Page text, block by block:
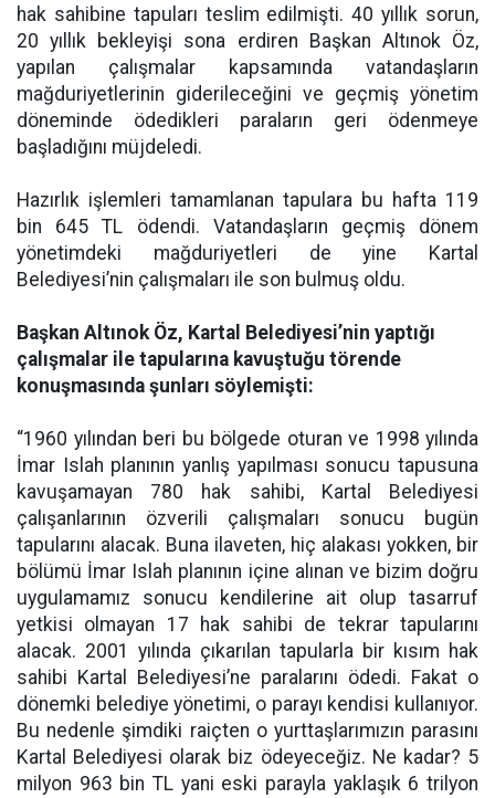
hak sahibine tapuları teslim edilmişti. 40 yıllık sorun,
20 yıllık bekleyişi sona erdiren Başkan Altınok Öz,
yapılan çalışmalar kapsamında vatandaşların
mağduriyetlerinin giderileceğini ve geçmiş yönetim
döneminde ödedikleri paraların geri ödenmeye
başladığını müjdeledi.
Hazırlık işlemleri tamamlanan tapulara bu hafta 119
bin 645 TL ödendi. Vatandaşların geçmiş dönem
yönetimdeki mağduriyetleri de yine Kartal
Belediyesi’nin çalışmaları ile son bulmuş oldu.
Başkan Altınok Öz, Kartal Belediyesi’nin yaptığı
çalışmalar ile tapularına kavuştuğu törende
konuşmasında şunları söylemişti:
“1960 yılından beri bu bölgede oturan ve 1998 yılında
İmar Islah planının yanlış yapılması sonucu tapusuna
kavuşamayan 780 hak sahibi, Kartal Belediyesi
çalışanlarının özverili çalışmaları sonucu bugün
tapularını alacak. Buna ilaveten, hiç alakası yokken, bir
bölümü İmar Islah planının içine alınan ve bizim doğru
uygulamamız sonucu kendilerine ait olup tasarruf
yetkisi olmayan 17 hak sahibi de tekrar tapularını
alacak. 2001 yılında çıkarılan tapularla bir kısım hak
sahibi Kartal Belediyesi’ne paralarını ödedi. Fakat o
dönemki belediye yönetimi, o parayı kendisi kullanıyor.
Bu nedenle şimdiki raiçten o yurttaşlarımızın parasını
Kartal Belediyesi olarak biz ödeyeceğiz. Ne kadar? 5
milyon 963 bin TL yani eski parayla yaklaşık 6 trilyon